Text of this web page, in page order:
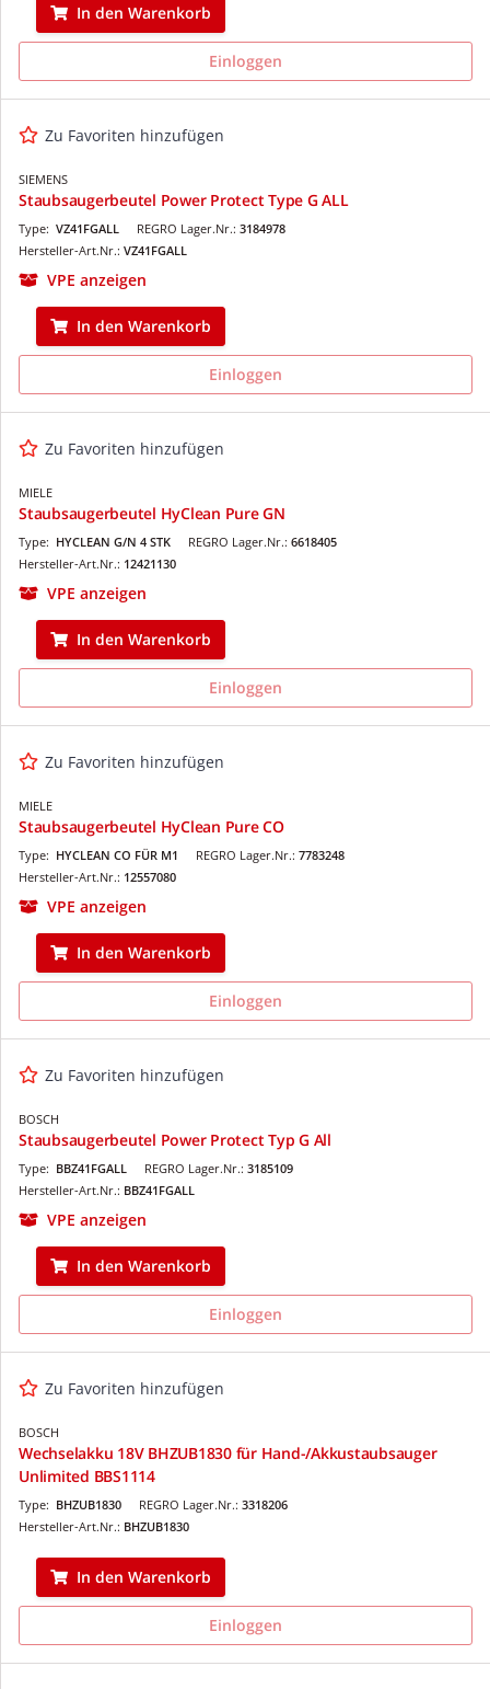
In den Warenkorb
Einloggen
Zu Favoriten hinzufügen
SIEMENS
Staubsaugerbeutel Power Protect Type G ALL
REGRO Lager.Nr.: 3184978
Type: VZ41FGALL
Hersteller-Art.Nr.: VZ41FGALL
VPE anzeigen
In den Warenkorb
Einloggen
Zu Favoriten hinzufügen
MIELE
Staubsaugerbeutel HyClean Pure GN
REGRO Lager.Nr.: 6618405
Type: HYCLEAN G/N 4 STK
Hersteller-Art.Nr.: 12421130
VPE anzeigen
In den Warenkorb
Einloggen
Zu Favoriten hinzufügen
MIELE
Staubsaugerbeutel HyClean Pure CO
REGRO Lager.Nr.: 7783248
Type: HYCLEAN CO FÜR M1
Hersteller-Art.Nr.: 12557080
VPE anzeigen
In den Warenkorb
Einloggen
Zu Favoriten hinzufügen
BOSCH
Staubsaugerbeutel Power Protect Typ G All
REGRO Lager.Nr.: 3185109
Type: BBZ41FGALL
Hersteller-Art.Nr.: BBZ41FGALL
VPE anzeigen
In den Warenkorb
Einloggen
Zu Favoriten hinzufügen
BOSCH
Wechselakku 18V BHZUB1830 für Hand-/Akkustaubsauger
Unlimited BBS1114
REGRO Lager.Nr.: 3318206
Type: BHZUB1830
Hersteller-Art.Nr.: BHZUB1830
In den Warenkorb
Einloggen